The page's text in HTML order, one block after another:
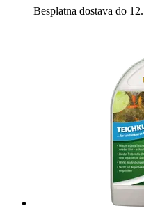
Besplatna dostava do